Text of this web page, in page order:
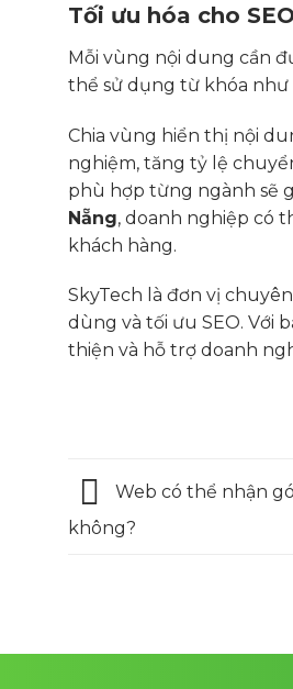
Tối ưu hóa cho SEO
Mỗi vùng nội dung cần
thể sử dụng từ khóa như
Chia vùng hiển thị nội
nghiệm, tăng tỷ lệ
phù hợp từng ngành sẽ
Nẵng, doanh nghiệp có
khách hàng.
SkyTech là đơn vị
dùng và tối ưu SEO. Với
thiện và hỗ trợ doanh
Web có thể nhận
không?